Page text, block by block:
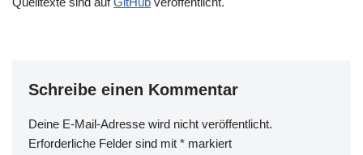
Schreibe einen Kommentar
Deine E-Mail-Adresse wird nicht veröffentlicht.
Erforderliche Felder sind mit * markiert